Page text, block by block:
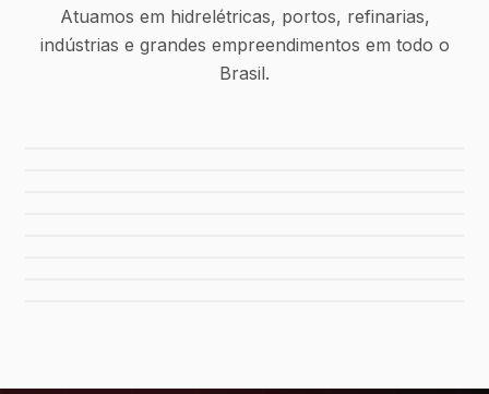
Atuamos em hidrelétricas, portos, refinarias,
indústrias e grandes empreendimentos em todo o
Brasil.